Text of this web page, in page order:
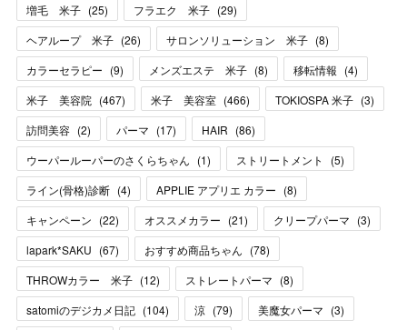
増毛 米子 (25) フラエク 米子 (29)
ヘアループ 米子 (26) サロンソリューション 米子 (8)
カラーセラピー (9) メンズエステ 米子 (8) 移転情報 (4)
米子 美容院 (467) 米子 美容室 (466) TOKIOSPA 米子 (3)
訪問美容 (2) パーマ (17) HAIR (86)
ウーパールーパーのさくらちゃん (1) ストリートメント (5)
ライン(骨格)診断 (4) APPLIE アプリエ カラー (8)
キャンペーン (22) オススメカラー (21) クリープパーマ (3)
lapark*SAKU (67) おすすめ商品ちゃん (78)
THROWカラー 米子 (12) ストレートパーマ (8)
satomiのデジカメ日記 (104) 涼 (79) 美魔女パーマ (3)